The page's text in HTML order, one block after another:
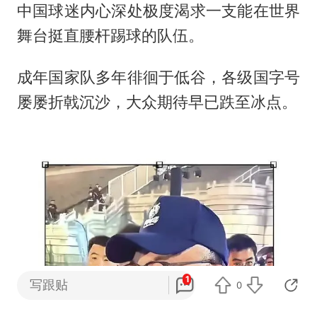
中国球迷内心深处极度渴求一支能在世界
舞台挺直腰杆踢球的队伍。
成年国家队多年徘徊于低谷，各级国字号
屡屡折戟沉沙，大众期待早已跌至冰点。
写跟贴 1
0